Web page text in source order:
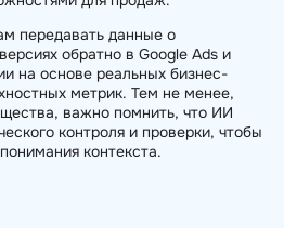
передавать данные о
обратно в Google Ads и
на основе реальных бизнес-
метрик. Тем не менее,
важно помнить, что ИИ
контроля и проверки, чтобы
контекста.